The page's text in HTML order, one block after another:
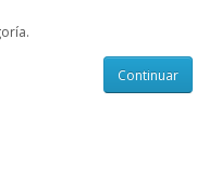
Continuar